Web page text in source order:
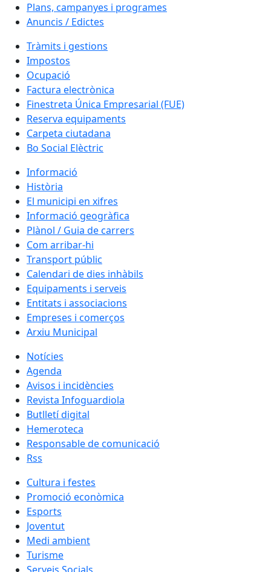
Plans, campanyes i programes
Anuncis / Edictes
Tràmits i gestions
Impostos
Ocupació
Factura electrònica
Finestreta Única Empresarial (FUE)
Reserva equipaments
Carpeta ciutadana
Bo Social Elèctric
Informació
Història
El municipi en xifres
Informació geogràfica
Plànol / Guia de carrers
Com arribar-hi
Transport públic
Calendari de dies inhàbils
Equipaments i serveis
Entitats i associacions
Empreses i comerços
Arxiu Municipal
Notícies
Agenda
Avisos i incidències
Revista Infoguardiola
Butlletí digital
Hemeroteca
Responsable de comunicació
Rss
Cultura i festes
Promoció econòmica
Esports
Joventut
Medi ambient
Turisme